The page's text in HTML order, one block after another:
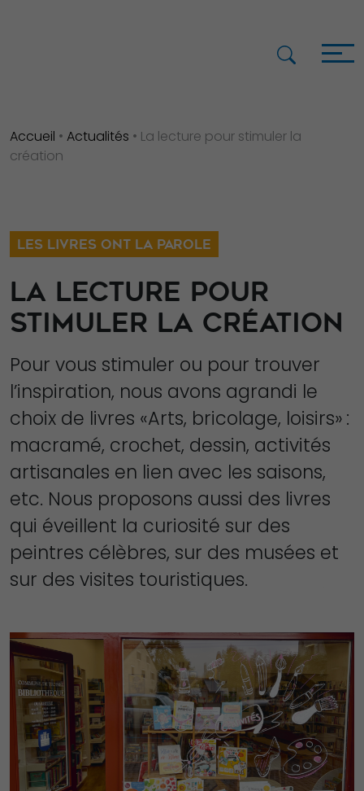
Accueil • Actualités • La lecture pour stimuler la
création
LES LIVRES ONT LA PAROLE
LA LECTURE POUR
STIMULER LA CRÉATION
Pour vous stimuler ou pour trouver
l’inspiration, nous avons agrandi le
choix de livres «Arts, bricolage, loisirs» :
macramé, crochet, dessin, activités
artisanales en lien avec les saisons,
etc. Nous proposons aussi des livres
qui éveillent la curiosité sur des
peintres célèbres, sur des musées et
sur des visites touristiques.